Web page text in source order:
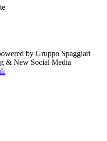
by Gruppo Spaggiari
& New Social Media